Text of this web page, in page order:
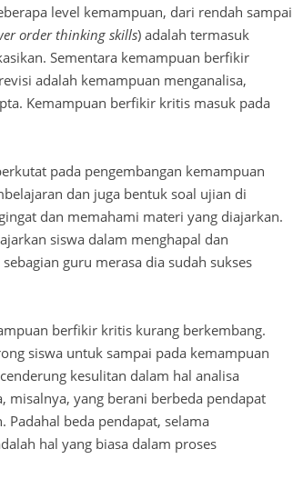
level kemampuan, dari rendah sampai
order thinking skills) adalah termasuk
. Sementara kemampuan berfikir
adalah kemampuan menganalisa,
Kemampuan berfikir kritis masuk pada
pada pengembangan kemampuan
dan juga bentuk soal ujian di
dan memahami materi yang diajarkan.
siswa dalam menghapal dan
guru merasa dia sudah sukses
berfikir kritis kurang berkembang.
siswa untuk sampai pada kemampuan
kesulitan dalam hal analisa
misalnya, yang berani berbeda pendapat
Padahal beda pendapat, selama
hal yang biasa dalam proses